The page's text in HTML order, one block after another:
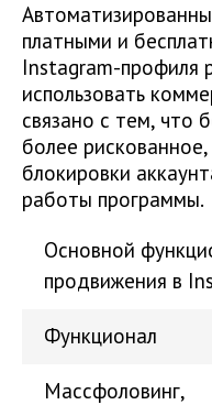
платными и
Instagram-профиля
использовать
связано с тем, что
более
блокировки
работы программы.
Основной
продвижения в
Функционал
Массфоловинг,